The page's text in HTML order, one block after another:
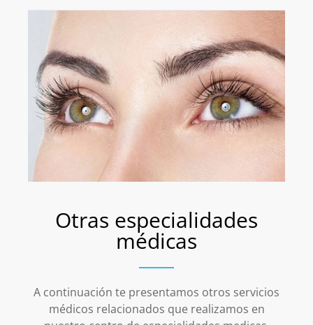
Otras especialidades
médicas
A continuación te presentamos otros servicios
médicos relacionados que realizamos en